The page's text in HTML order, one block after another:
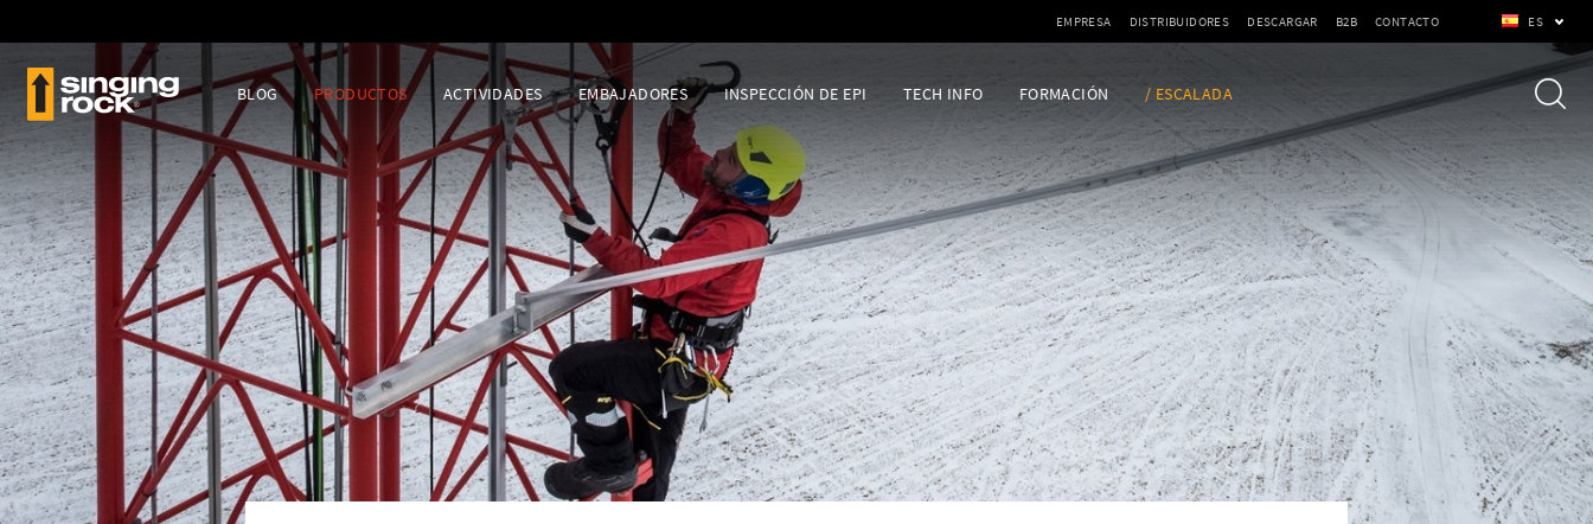
ES
BLOG PRODUCTOS ACTIVIDADES EMBAJADORES INSPECCIÓN DE EPI TECH INFO FORMACIÓN / ESCALADA
EMPRESA DISTRIBUIDORES DESCARGAR B2B CONTACTO